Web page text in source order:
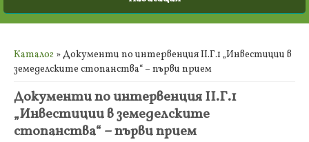
Вие сте тук
Каталог » Документи по интервенция ІІ.Г.1 „Инвестиции в
земеделските стопанства“ – първи прием
Документи по интервенция ІІ.Г.1
„Инвестиции в земеделските
стопанства“ – първи прием